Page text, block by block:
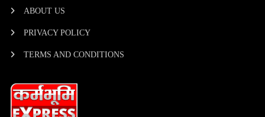
ABOUT US
PRIVACY POLICY
TERMS AND CONDITIONS